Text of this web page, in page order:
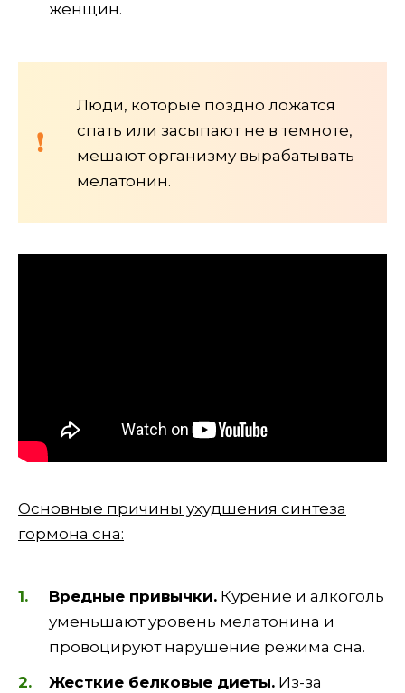
женщин.
Люди, которые поздно ложатся
спать или засыпают не в темноте,
мешают организму вырабатывать
мелатонин.
Основные причины ухудшения синтеза
гормона сна:
Вредные привычки. Курение и алкоголь
уменьшают уровень мелатонина и
провоцируют нарушение режима сна.
Жесткие белковые диеты. Из-за